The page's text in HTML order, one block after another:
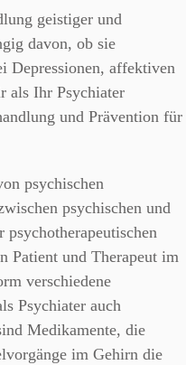
geistiger und
davon, ob sie
Depressionen, affektiven
als Ihr Psychiater
und Prävention für
psychischen
psychischen und
psychotherapeutischen
Patient und Therapeut im
verschiedene
Psychiater auch
Medikamente, die
im Gehirn die